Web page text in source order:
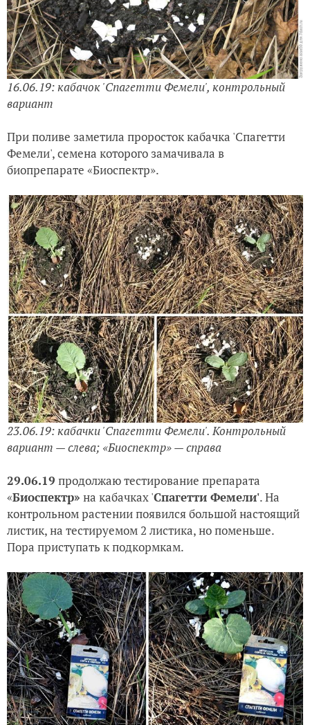
16.06.19: кабачок 'Спагетти Фемели', контрольный
вариант
При поливе заметила проросток кабачка 'Спагетти
Фемели', семена которого замачивала в
биопрепарате «Биоспектр».
23.06.19: кабачки 'Спагетти Фемели'. Контрольный
вариант — слева; «Биоспектр» — справа
29.06.19 продолжаю тестирование препарата
«Биоспектр» на кабачках 'Спагетти Фемели'. На
контрольном растении появился большой настоящий
листик, на тестируемом 2 листика, но поменьше.
Пора приступать к подкормкам.